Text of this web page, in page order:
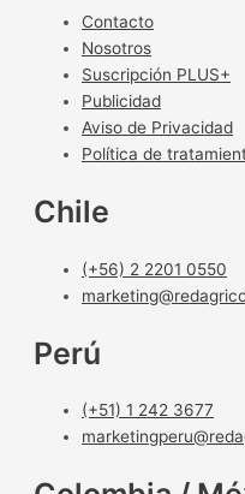
Contacto
Nosotros
Suscripción PLUS+
Publicidad
Aviso de Privacidad
Política de
Chile
(+56) 2 2201 0550
Perú
(+51) 1 242 3677